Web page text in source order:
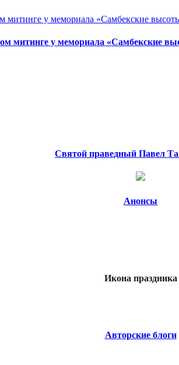
митинге у мемориала «Самбекские
Святой праведный Павел
Анонсы
Икона праздника
Авторские блоги